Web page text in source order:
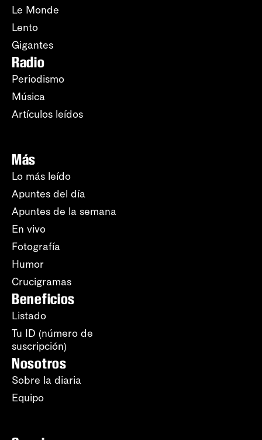
Le Monde
Lento
Gigantes
Radio
Periodismo
Música
Artículos leídos
Más
Lo más leído
Apuntes del día
Apuntes de la semana
En vivo
Fotografía
Humor
Crucigramas
Beneficios
Listado
Tu ID (número de
suscripción)
Nosotros
Sobre la diaria
Equipo